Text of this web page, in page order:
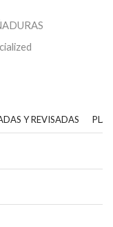
Y REVISADAS